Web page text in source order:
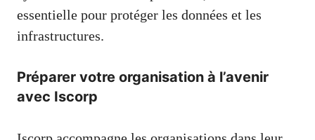
essentielle pour protéger les données et les
infrastructures.
Préparer votre organisation à l’avenir
avec Iscorp